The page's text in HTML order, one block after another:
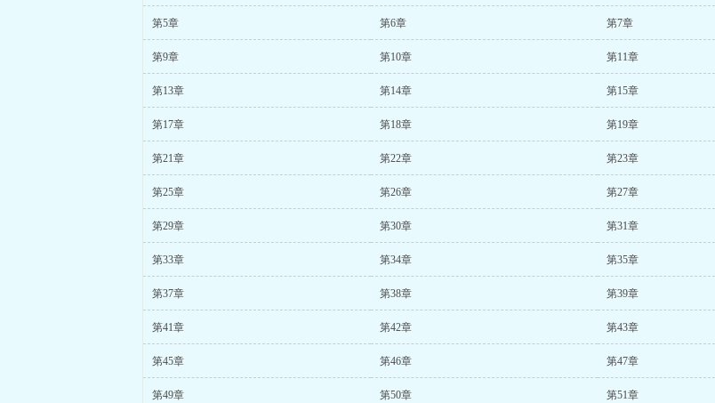
第5章 第6章 第7章
第9章 第10章 第11章
第13章 第14章 第15章
第17章 第18章 第19章
第21章 第22章 第23章
第25章 第26章 第27章
第29章 第30章 第31章
第33章 第34章 第35章
第37章 第38章 第39章
第41章 第42章 第43章
第45章 第46章 第47章
第49章 第50章 第51章